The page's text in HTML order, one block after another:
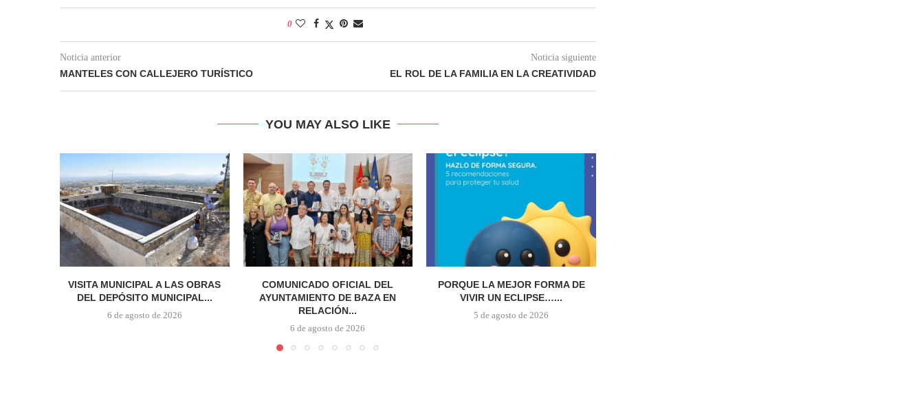
0
Noticia anterior
MANTELES CON CALLEJERO TURÍSTICO
Noticia siguiente
EL ROL DE LA FAMILIA EN LA CREATIVIDAD
YOU MAY ALSO LIKE
VISITA MUNICIPAL A LAS OBRAS
DEL DEPÓSITO MUNICIPAL...
6 de agosto de 2026
COMUNICADO OFICIAL DEL
AYUNTAMIENTO DE BAZA EN
RELACIÓN...
6 de agosto de 2026
PORQUE LA MEJOR FORMA DE
VIVIR UN ECLIPSE…...
5 de agosto de 2026